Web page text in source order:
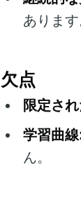
あります
欠点
限定さ
学習曲
ん。